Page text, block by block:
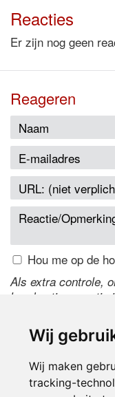
Wij
Wij maken
tracking-
Reacties
Er zijn nog geen
Reageren
Hou me op de
Als extra controle,
handmatige reactie
de code te wijzigen.